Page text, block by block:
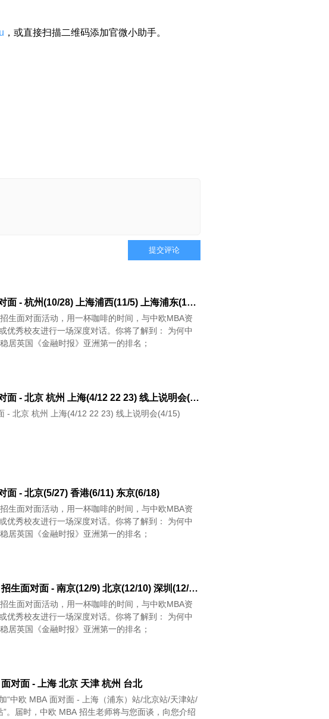
，或直接扫描二维码添加官微小助手。
提交评论
中欧 MBA 招生面对面 - 杭州(10/28) 上海浦西(11/5) 上海浦东(11/7)
生面对面活动，用一杯咖啡的时间，与中欧MBA资
秀校友进行一场深度对话。你将了解到： 为何中
居英国《金融时报》亚洲第一的排名；
中欧 MBA 招生面对面 - 北京 杭州 上海(4/12 22 23) 线上说明会(4/15)
- 北京 杭州 上海(4/12 22 23) 线上说明会(4/15)
面 - 北京(5/27) 香港(6/11) 东京(6/18)
生面对面活动，用一杯咖啡的时间，与中欧MBA资
秀校友进行一场深度对话。你将了解到： 为何中
居英国《金融时报》亚洲第一的排名；
中欧 CEIBS MBA 招生面对面 - 南京(12/9) 北京(12/10) 深圳(12/16)
生面对面活动，用一杯咖啡的时间，与中欧MBA资
秀校友进行一场深度对话。你将了解到： 为何中
居英国《金融时报》亚洲第一的排名；
对面 - 上海 北京 天津 杭州 台北
“中欧 MBA 面对面 - 上海（浦东）站/北京站/天津站/
。届时，中欧 MBA 招生老师将与您面谈，向您介绍